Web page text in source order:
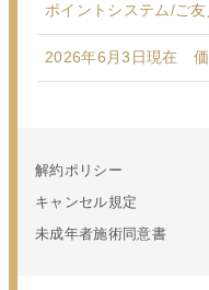
ポイントシステム/ご
2026年6月3日現在 価
解約ポリシー
キャンセル規定
未成年者施術同意書